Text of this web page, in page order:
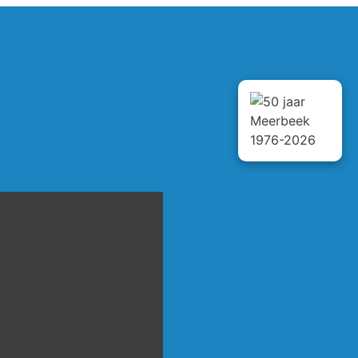
een zeer grote keus
goed bedrijf waar we